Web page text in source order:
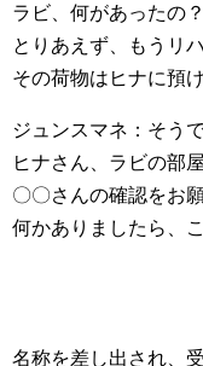
ラビ、何があったの？
とりあえず、もうリ
その荷物はヒナに預
ジュンスマネ：そうで
ヒナさん、ラビの部
〇〇さんの確認をお
何かありましたら、
名称を差し出され、